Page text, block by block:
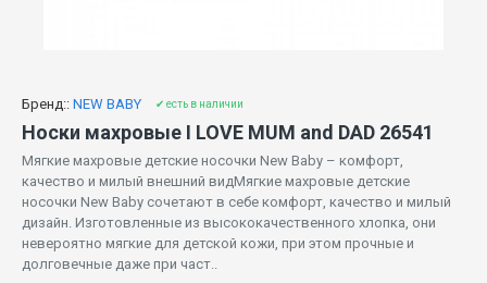
Бренд:: NEW BABY ✔ есть в наличии
Носки махровые I LOVE MUM and DAD 26541
Мягкие махровые детские носочки New Baby – комфорт,
качество и милый внешний видМягкие махровые детские
носочки New Baby сочетают в себе комфорт, качество и милый
дизайн. Изготовленные из высококачественного хлопка, они
невероятно мягкие для детской кожи, при этом прочные и
долговечные даже при част..